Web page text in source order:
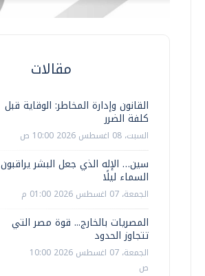
مقالات
القانون وإدارة المخاطر: الوقاية قبل
كلفة الضرر
السبت، 08 اغسطس 2026 10:00 ص
سين… الإله الذي جعل البشر يراقبون
السماء ليلًا
الجمعة، 07 اغسطس 2026 01:00 م
المصريات بالخارج... قوة مصر التي
تتجاوز الحدود
الجمعة، 07 اغسطس 2026 10:00
ص